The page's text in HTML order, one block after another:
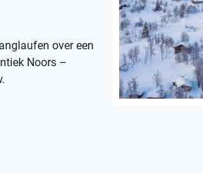
over een
Noors –